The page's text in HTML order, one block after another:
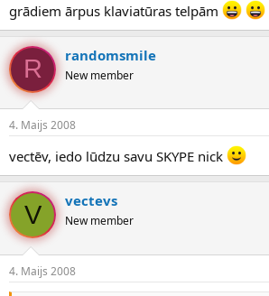
grādiem ārpus klaviatūras telpām
R randomsmile
New member
4. Maijs 2008
vectēv, iedo lūdzu savu SKYPE nick
V vectevs
New member
4. Maijs 2008